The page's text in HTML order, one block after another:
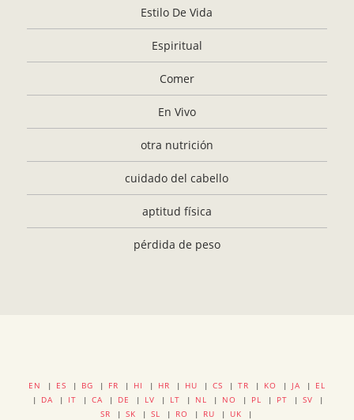
Estilo De Vida
Espiritual
Comer
En Vivo
otra nutrición
cuidado del cabello
aptitud física
pérdida de peso
EN | ES | BG | FR | HI | HR | HU | CS | TR | KO | JA | EL
| DA | IT | CA | DE | LV | LT | NL | NO | PL | PT | SV |
SR | SK | SL | RO | RU | UK |